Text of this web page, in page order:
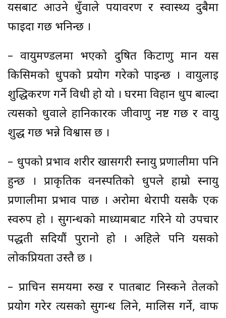
यसबाट आउने धुँवाले पर्यावरण र स्वास्थ्य दुबैमा
फाइदा गर्छ भनिन्छ ।
– वायुमण्डलमा भएको दुषित किटाणु मार्न यस
किसिमको धुपको प्रयोग गरेको पाइन्छ । वायुलाई
शुद्धिकरण गर्ने विधी हो यो । घरमा विहान धुप बाल्दा
त्यसको धुवाले हानिकारक जीवाणु नष्ट गर्छ र वायु
शुद्ध गर्छ भन्ने विश्वास छ ।
– धुपको प्रभाव शरीर खासगरी स्नायु प्रणालीमा पनि
हुन्छ । प्राकृतिक वनस्पतिको धुपले हाम्रो स्नायु
प्रणालीमा प्रभाव पार्छ । अरोमा थेरापी यसकै एक
स्वरुप हो । सुगन्धको माध्यामबाट गरिने यो उपचार
पद्धती सदियौं पुरानो हो । अहिले पनि यसको
लोकप्रियता उस्तै छ ।
– प्राचिन समयमा रुख र पातबाट निस्कने तेलको
प्रयोग गरेर त्यसको सुगन्ध लिने, मालिस गर्ने, वाफ